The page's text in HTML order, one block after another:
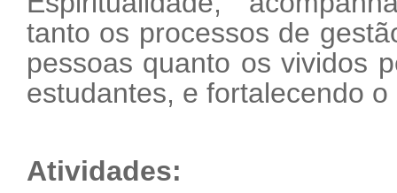
tanto os processos de
pessoas quanto os vividos
estudantes, e fortalecendo
Atividades: